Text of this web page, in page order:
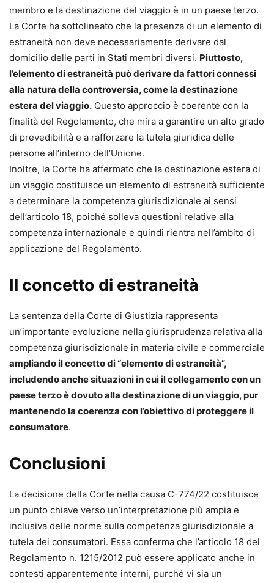
membro e la destinazione del viaggio è in un paese terzo.
La Corte ha sottolineato che la presenza di un elemento di
estraneità non deve necessariamente derivare dal
domicilio delle parti in Stati membri diversi. Piuttosto,
l’elemento di estraneità può derivare da fattori connessi
alla natura della controversia, come la destinazione
estera del viaggio. Questo approccio è coerente con la
finalità del Regolamento, che mira a garantire un alto grado
di prevedibilità e a rafforzare la tutela giuridica delle
persone all’interno dell’Unione.
Inoltre, la Corte ha affermato che la destinazione estera di
un viaggio costituisce un elemento di estraneità sufficiente
a determinare la competenza giurisdizionale ai sensi
dell’articolo 18, poiché solleva questioni relative alla
competenza internazionale e quindi rientra nell’ambito di
applicazione del Regolamento.
Il concetto di estraneità
La sentenza della Corte di Giustizia rappresenta
un’importante evoluzione nella giurisprudenza relativa alla
competenza giurisdizionale in materia civile e commerciale
ampliando il concetto di “elemento di estraneità”,
includendo anche situazioni in cui il collegamento con un
paese terzo è dovuto alla destinazione di un viaggio, pur
mantenendo la coerenza con l’obiettivo di proteggere il
consumatore.
Conclusioni
La decisione della Corte nella causa C-774/22 costituisce
un punto chiave verso un’interpretazione più ampia e
inclusiva delle norme sulla competenza giurisdizionale a
tutela dei consumatori. Essa conferma che l’articolo 18 del
Regolamento n. 1215/2012 può essere applicato anche in
contesti apparentemente interni, purché vi sia un